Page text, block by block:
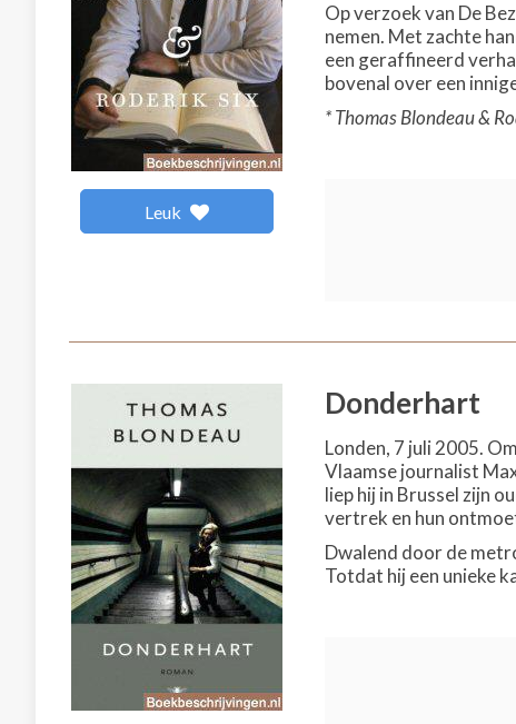
Leuk
Op verzoek van De
nemen. Met zachte
een geraffineerd
bovenal over een
* Thomas Blondeau &
Donderhart
Londen, 7 juli 2005.
Vlaamse journalist
liep hij in Brussel zijn
vertrek en hun
Dwalend door de
Totdat hij een unieke